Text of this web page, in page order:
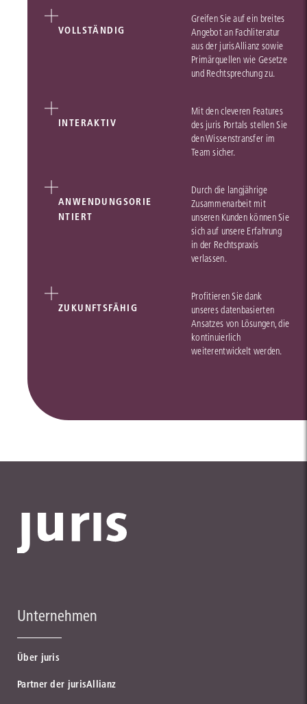
VOLLSTÄNDIG
Greifen Sie auf ein breites
Angebot an Fachliteratur
aus der jurisAllianz sowie
Primärquellen wie Gesetze
und Rechtsprechung zu.
INTERAKTIV
Mit den cleveren Features
des juris Portals stellen Sie
den Wissenstransfer im
Team sicher.
ANWENDUNGSORIE
NTIERT
Durch die langjährige
Zusammenarbeit mit
unseren Kunden können Sie
sich auf unsere Erfahrung
in der Rechtspraxis
verlassen.
ZUKUNFTSFÄHIG
Profitieren Sie dank
unseres datenbasierten
Ansatzes von Lösungen, die
kontinuierlich
weiterentwickelt werden.
Unternehmen
Über juris
Partner der jurisAllianz